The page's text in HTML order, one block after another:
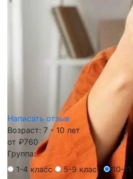
Написать отзыв
Возраст: 7 - 10 лет
от ₽760
Группа:
1-4 класс
5-9 класс
10-